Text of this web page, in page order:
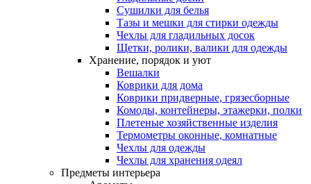
Сушилки для белья
Тазы и мешки для стирки одежды
Чехлы для гладильных досок
Щетки, ролики, валики для одежды
Хранение, порядок и уют
Вешалки
Коврики для дома
Коврики придверные, грязесборные
Комоды, контейнеры, этажерки, полки
Плетеные хозяйственные изделия
Термометры оконные, комнатные
Чехлы для одежды
Чехлы для хранения одеял
Предметы интерьера